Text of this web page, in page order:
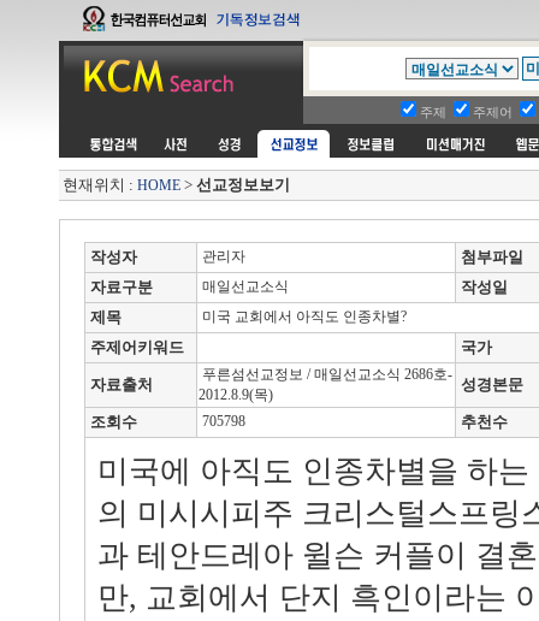
주제 주제어
현재위치 : HOME > 선교정보보기
작성자 관리자
첨부파일
자료구분
매일선교소식
작성일
제목
미국 교회에서 아직도 인종차별?
주제어키워드 국가
자료출처
푸른섬선교정보 / 매일선교소식 2686호-
2012.8.9(목)
성경본문
조회수 705798 추천수
미국에 아직도 인종차별을 하
의 미시시피주 크리스털스프링
과 테안드레아 윌슨 커플이 결
만, 교회에서 단지 흑인이라는